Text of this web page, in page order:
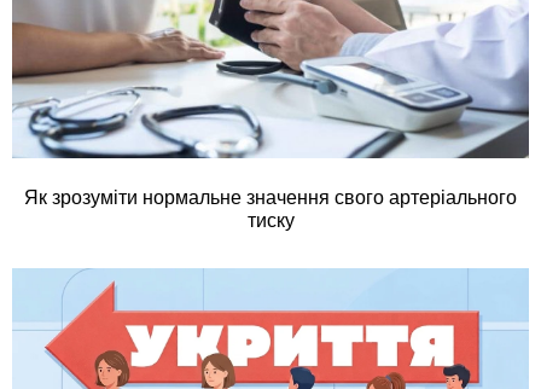
Як зрозуміти нормальне значення свого артеріального
тиску